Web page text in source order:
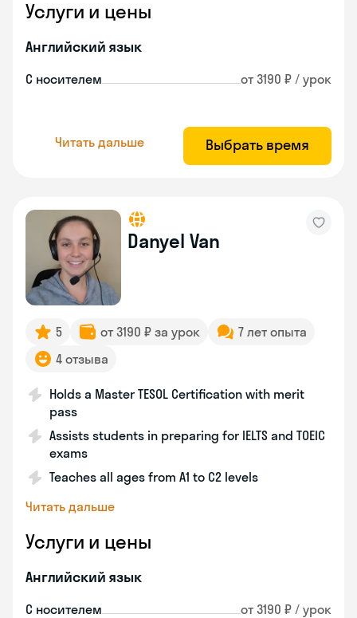
Услуги и цены
Английский язык
С носителем от 3190 ₽ / урок
Читать дальше Выбрать время
Danyel Van
5 от 3190 ₽ за урок
7 лет опыта
4 отзыва
Holds a Master TESOL Certification with merit
pass
Assists students in preparing for IELTS and TOEIC
exams
Teaches all ages from A1 to C2 levels
Читать дальше
Услуги и цены
Английский язык
С носителем от 3190 ₽ / урок